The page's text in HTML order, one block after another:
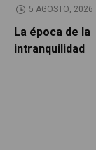
5 AGOSTO, 2026
La época de la
intranquilidad